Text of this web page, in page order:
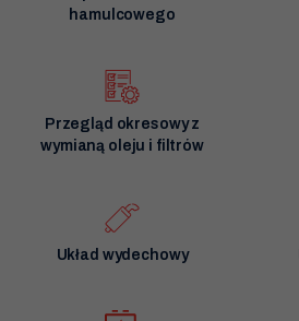
hamulcowego
Przegląd okresowy z
wymianą oleju i filtrów
Układ wydechowy